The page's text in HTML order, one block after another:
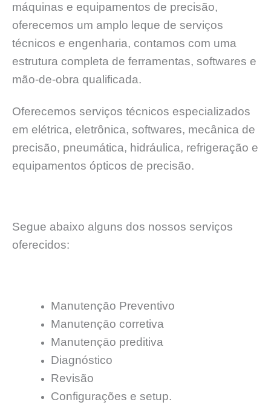
máquinas e equipamentos de precisão,
oferecemos um amplo leque de serviços
técnicos e engenharia, contamos com uma
estrutura completa de ferramentas, softwares e
mão-de-obra qualificada.
Oferecemos serviços técnicos especializados
em elétrica, eletrônica, softwares, mecânica de
precisão, pneumática, hidráulica, refrigeração e
equipamentos ópticos de precisão.
Segue abaixo alguns dos nossos serviços
oferecidos:
Manutençāo Preventivo
Manutençāo corretiva
Manutençāo preditiva
Diagnóstico
Revisão
Configurações e setup.